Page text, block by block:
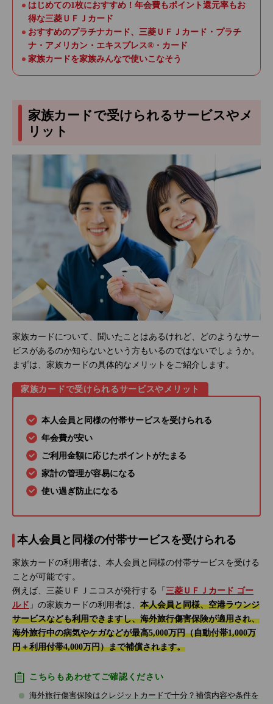
はじめての1枚におすすめ！年会費もポイント還元率もお
得な三菱ＵＦＪカード
おすすめのプラチナカード、三菱ＵＦＪカード・プラチ
ナ・アメリカン・エキスプレス®・カード
家族カードを家族みんなで使いこなそう
家族カードで受けられるサービスやメ
リット
家族カードについて、聞いたことはあるけれど、どのようなサー
ビスがあるのか知らないという方もいるのではないでしょうか。
まずは、家族カードの具体的なメリットをご紹介します。
家族カードで受けられるサービスやメリット
本人会員と同様の付帯サービスを受けられる
年会費が安い
ご利用金額に応じたポイントがたまる
家計の管理が容易になる
使い過ぎ防止になる
本人会員と同様の付帯サービスを受けられる
家族カードの利用者は、本人会員と同様の付帯サービスを受ける
ことが可能です。
例えば、三菱ＵＦＪニコスが発行する「 三菱ＵＦＪカード ゴー
ルド 」の家族カードの利用者は、 本人会員と同様、空港ラウンジ
サービスなども利用できますし、海外旅行傷害保険が適用され、
海外旅行中の病気やケガなどが最高5,000万円（自動付帯1,000万
円＋利用付帯4,000万円）まで補償されます。
こちらもあわせてご確認ください
海外旅行傷害保険はクレジットカードで十分？補償内容や条件を